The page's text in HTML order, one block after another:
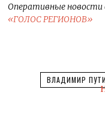
Оперативные
«ГОЛОС РЕГИОНОВ»
ВЛАДИМИР